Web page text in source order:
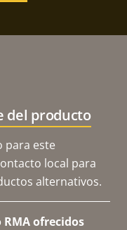
del producto
para este
local para
alternativos.
ofrecidos